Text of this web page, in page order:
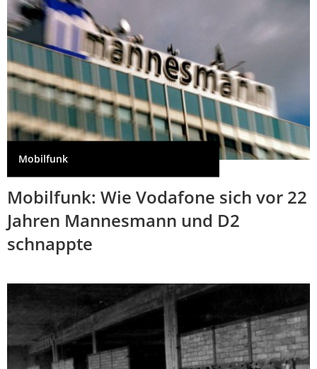
Mobilfunk
Mobilfunk: Wie Vodafone sich vor 22
Jahren Mannesmann und D2
schnappte